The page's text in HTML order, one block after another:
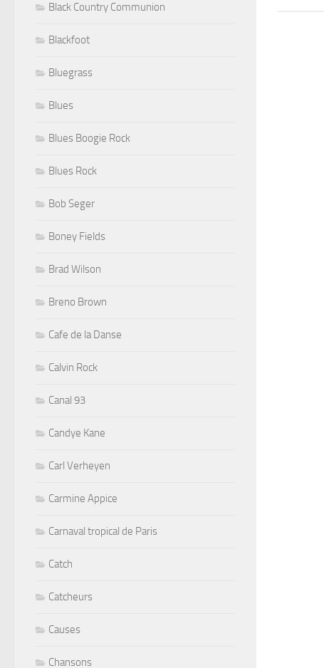
Black Country Communion
Blackfoot
Bluegrass
Blues
Blues Boogie Rock
Blues Rock
Bob Seger
Boney Fields
Brad Wilson
Breno Brown
Cafe de la Danse
Calvin Rock
Canal 93
Candye Kane
Carl Verheyen
Carmine Appice
Carnaval tropical de Paris
Catch
Catcheurs
Causes
Chansons